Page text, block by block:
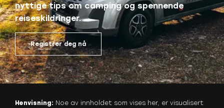
nyttige tips om camping og spennende
reiseskildringer.
Registrer deg nå
Henvisning: Noe av innholdet som vises her, er visualisert